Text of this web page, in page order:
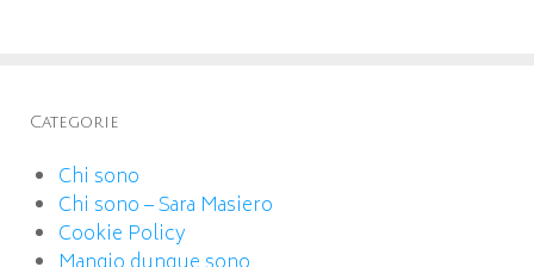
Categorie
Chi sono
Chi sono – Sara Masiero
Cookie Policy